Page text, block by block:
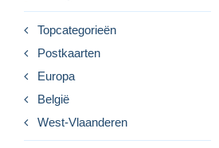
Topcategorieën
Postkaarten
Europa
België
West-Vlaanderen